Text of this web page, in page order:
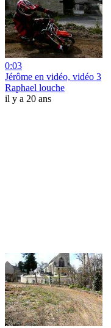
0:03
Jérôme en vidéo, vidéo 3
Raphael louche
il y a 20 ans